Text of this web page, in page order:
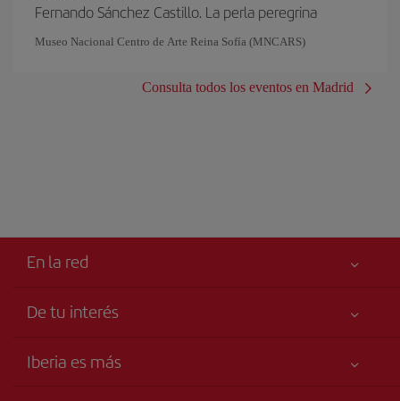
Fernando Sánchez Castillo. La perla peregrina
Museo Nacional Centro de Arte Reina Sofía (MNCARS)
Consulta todos los eventos en Madrid
En la red
De tu interés
Accesibilidad
Iberia es más